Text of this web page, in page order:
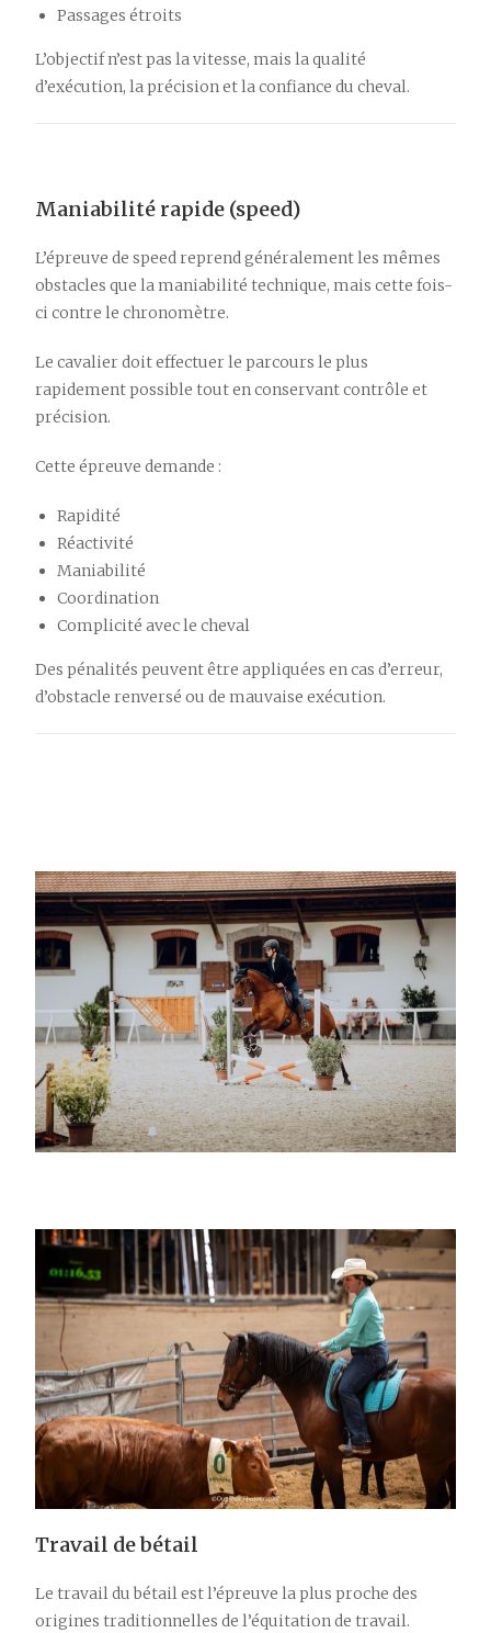
Passages étroits
L’objectif n’est pas la vitesse, mais la qualité
d’exécution, la précision et la confiance du cheval.
Maniabilité rapide (speed)
L’épreuve de speed reprend généralement les mêmes
obstacles que la maniabilité technique, mais cette fois-
ci contre le chronomètre.
Le cavalier doit effectuer le parcours le plus
rapidement possible tout en conservant contrôle et
précision.
Cette épreuve demande :
Rapidité
Réactivité
Maniabilité
Coordination
Complicité avec le cheval
Des pénalités peuvent être appliquées en cas d’erreur,
d’obstacle renversé ou de mauvaise exécution.
Travail de bétail
Le travail du bétail est l’épreuve la plus proche des
origines traditionnelles de l’équitation de travail.